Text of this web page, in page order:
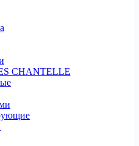
CHANTELLE